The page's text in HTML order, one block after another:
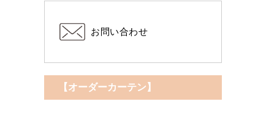
お問い合わせ
【オーダーカーテン】